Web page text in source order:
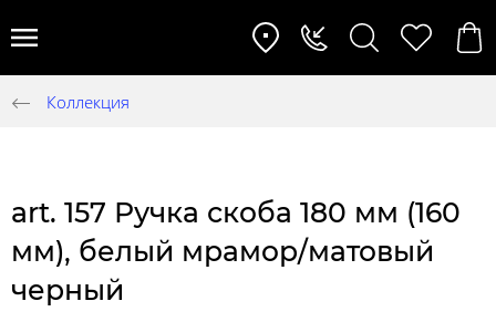
Коллекция
art. 157 Ручка скоба 180 мм (160
мм), белый мрамор/матовый
черный